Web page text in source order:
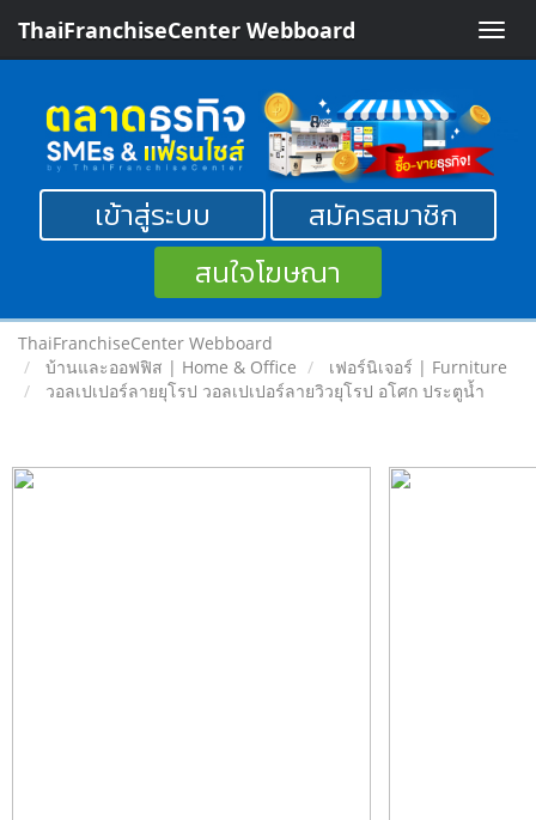
Toggle
ThaiFranchiseCenter Webboard
เข้าสู่ระบบ
สมัครสมาชิก
สนใจโฆษณา
ThaiFranchiseCenter Webboard
บ้านและออฟฟิส | Home & Office
เฟอร์นิเจอร์ | Furniture
วอลเปเปอร์ลายยุโรป วอลเปเปอร์ลายวิวยุโรป อโศก ประตูน้ำ